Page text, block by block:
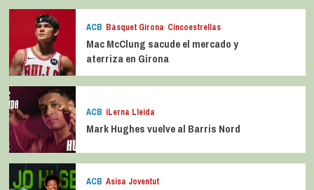
ACB Bàsquet Girona Cincoestrellas
Mac McClung sacude el mercado y
aterriza en Girona
ACB iLerna Lleida
Mark Hughes vuelve al Barris Nord
ACB Asisa Joventut